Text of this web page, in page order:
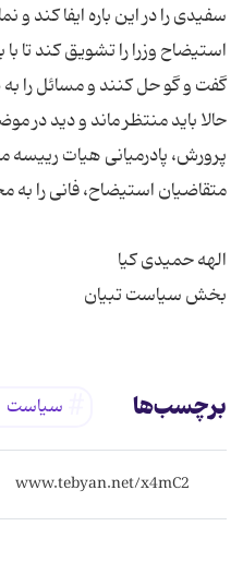
سفیدی را در این باره ایفا کند و
استیضاح وزرا را تشویق کند تا
گفت و گو حل کنند و مسائل را
حالا باید منتظر ماند و دید در
پرورش، پادرمیانی هیات
بخش سیاست تبیان
برچسب‌ها سیاست